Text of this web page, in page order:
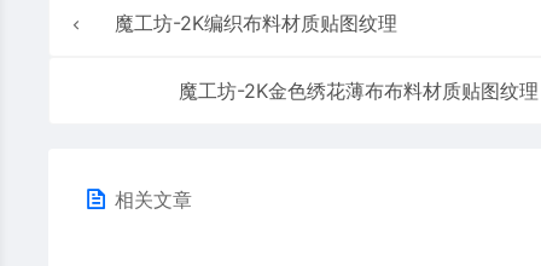
魔工坊-2K编织布料材质贴图纹理
魔工坊-2K金色绣花薄布布料材质贴图纹理
相关文章